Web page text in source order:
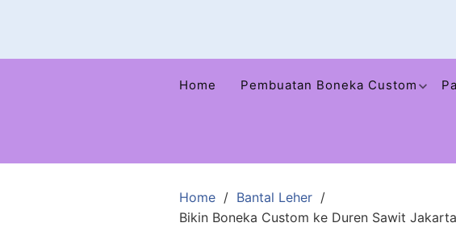
Home Pembuatan Boneka Custom
Home
Bantal Leher
Bikin Boneka Custom ke Duren Sawit